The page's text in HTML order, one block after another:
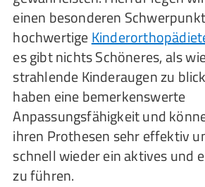
einen besonderen
hochwertige
es gibt nichts Schöneres, als
strahlende Kinderaugen zu
haben eine bemerkenswerte
Anpassungsfähigkeit und
ihren Prothesen sehr effektiv
schnell wieder ein aktives und
zu führen.